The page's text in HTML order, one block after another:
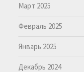
Март 2025
Февраль 2025
Январь 2025
Декабрь 2024